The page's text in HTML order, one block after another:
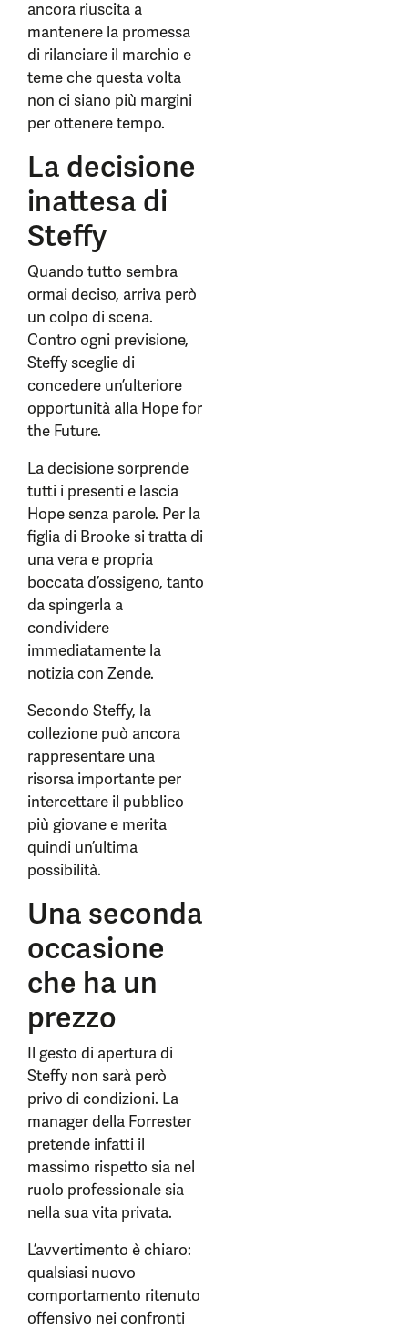
ancora riuscita a
mantenere la promessa
di rilanciare il marchio e
teme che questa volta
non ci siano più margini
per ottenere tempo.
La decisione
inattesa di
Steffy
Quando tutto sembra
ormai deciso, arriva però
un colpo di scena.
Contro ogni previsione,
Steffy sceglie di
concedere un’ulteriore
opportunità alla Hope for
the Future.
La decisione sorprende
tutti i presenti e lascia
Hope senza parole. Per la
figlia di Brooke si tratta di
una vera e propria
boccata d’ossigeno, tanto
da spingerla a
condividere
immediatamente la
notizia con Zende.
Secondo Steffy, la
collezione può ancora
rappresentare una
risorsa importante per
intercettare il pubblico
più giovane e merita
quindi un’ultima
possibilità.
Una seconda
occasione
che ha un
prezzo
Il gesto di apertura di
Steffy non sarà però
privo di condizioni. La
manager della Forrester
pretende infatti il
massimo rispetto sia nel
ruolo professionale sia
nella sua vita privata.
L’avvertimento è chiaro:
qualsiasi nuovo
comportamento ritenuto
offensivo nei confronti